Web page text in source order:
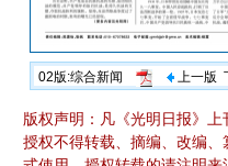
02版:综合新闻 上一版
版权声明：凡《光明日报》
授权不得转载、摘编、改编